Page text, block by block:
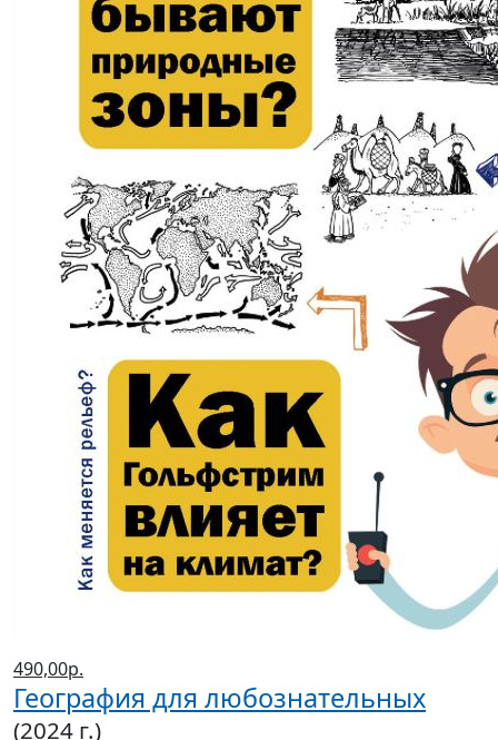
490,00р.
География для любознательных
(2024 г.)